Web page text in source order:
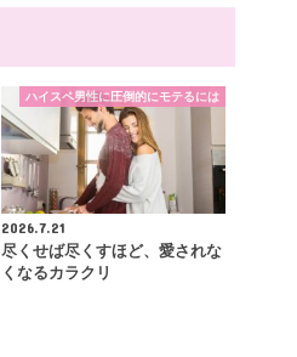
ハイスペ男性に圧倒的にモテるには
2026.7.21
尽くせば尽くすほど、愛されな
くなるカラクリ